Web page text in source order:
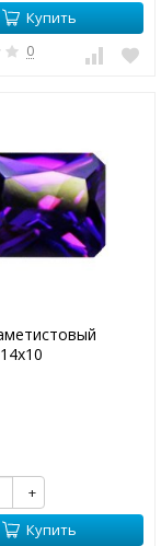
Купить
0
+
Купить